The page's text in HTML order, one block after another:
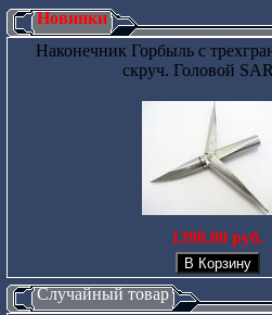
Новинки
Наконечник Горбыль с
скруч. Головой
1398.00 руб.
Случайный товар